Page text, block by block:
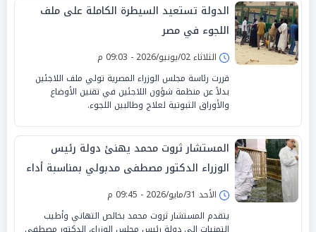
الدولة تستعيد السيطرة الكاملة على ملف
اللجوء في مصر
الثلاثاء 02/يونيو/2026 - 09:03 م
قررت رئاسة مجلس الوزراء المصرية تولي ملف اللاجئين
بدلاً عن منظمة شؤون اللاجئين في تقنين الأوضاع
والأوراق الثبوتية لعلاج وطالبين اللجوء.
المستشار ثروت محمد يهنئ دولة رئيس
الوزراء الدكتور مصطفى مدبولي بمناسبة أداء
فريضة الحج
الأحد 31/مايو/2026 - 09:45 م
يتقدم المستشار ثروت محمد بخالص التهاني وأطيب